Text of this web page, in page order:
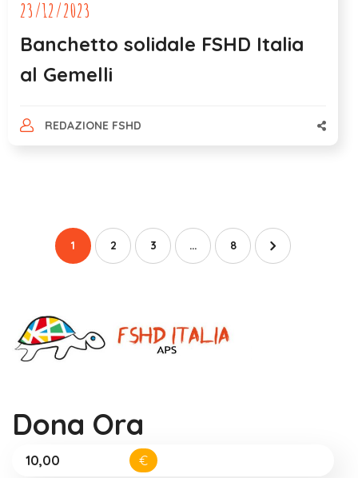
23/12/2023
Banchetto solidale FSHD Italia
al Gemelli
REDAZIONE FSHD
1 2 3 … 8
Dona Ora
€